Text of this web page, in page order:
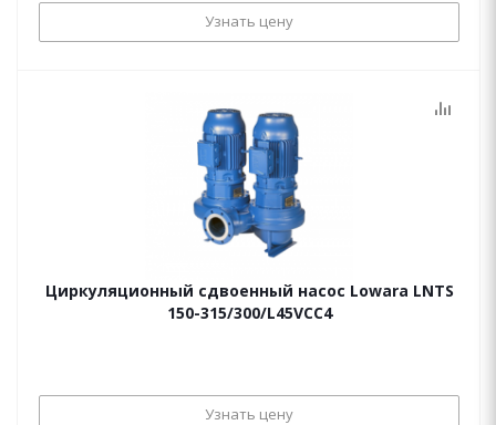
Узнать цену
Циркуляционный сдвоенный насос Lowara LNTS
150-315/300/L45VCC4
Узнать цену